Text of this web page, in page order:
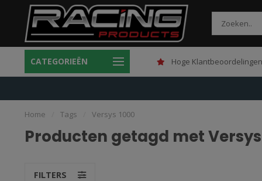
CATEGORIEËN
Gratis verzending boven 150,- Hoge
Home Tags Versys 1000
Producten getagd met Versys
FILTERS